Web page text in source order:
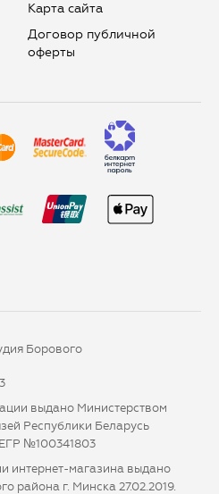
Карта сайта
Договор публичной
оферты
Борового
выдано Министерством
Республики Беларусь
ЕГР №100341803
интернет-магазина выдано
района г. Минска 27.02.2019.